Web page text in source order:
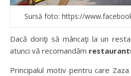
Sursă foto: https://
Dacă doriţi să mâncaţi la un restaurant central din Brăila,
atunci vă recomandăm
Principalul motiv pentru care